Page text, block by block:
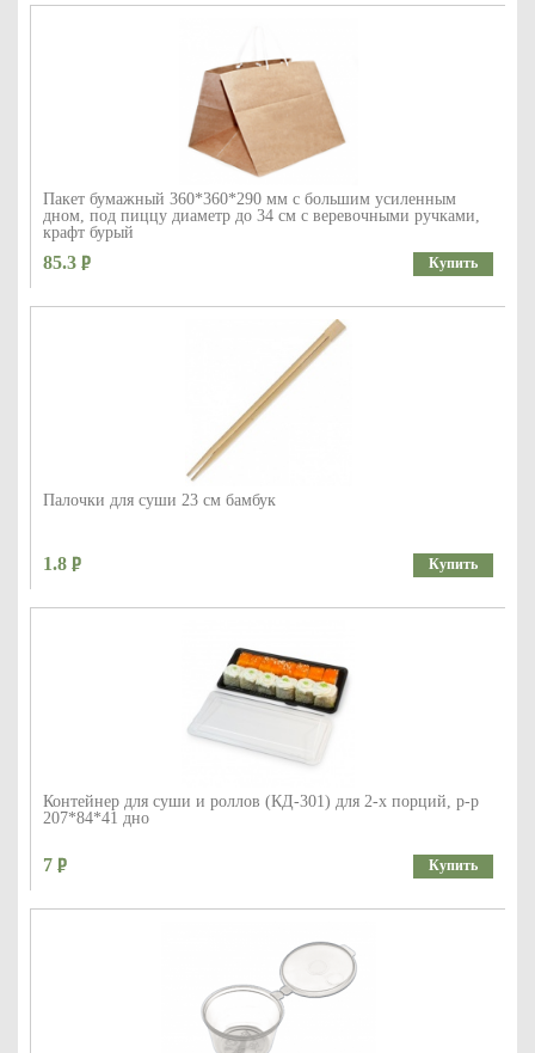
Пакет бумажный 360*360*290 мм с большим усиленным
дном, под пиццу диаметр до 34 см с веревочными ручками,
крафт бурый
85.3 Купить
Палочки для суши 23 см бамбук
1.8 Купить
Контейнер для суши и роллов (КД-301) для 2-х порций, р-р
207*84*41 дно
7 Купить